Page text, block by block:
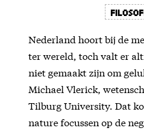
Nederland hoort bij de
ter wereld, toch valt er
niet gemaakt zijn om
Michael Vlerick,
Tilburg University. Dat
nature focussen op de